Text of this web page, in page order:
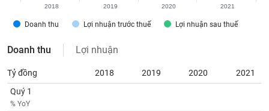
Doanh thu Lợi nhuận trước thuế Lợi nhuận sau thuế
2018 2019 2020 2021
Doanh thu Lợi nhuận
Tỷ đồng 2018 2019 2020
2021
Quý 1
% YoY
ĐỘNG
SẢN
Mã
khoán
(-)
Tất cả